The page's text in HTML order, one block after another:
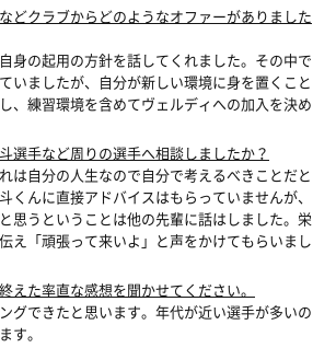
どクラブからどのようなオファーがありました
身の起用の方針を話してくれました。その中で
いましたが、自分が新しい環境に身を置くこと
、練習環境を含めてヴェルディへの加入を決め
選手など周りの選手へ相談しましたか？
は自分の人生なので自分で考えるべきことだと
くんに直接アドバイスはもらっていませんが、
思うということは他の先輩に話はしました。栄
え「頑張って来いよ」と声をかけてもらいまし
た率直な感想を聞かせてください。
グできたと思います。年代が近い選手が多いの
す。